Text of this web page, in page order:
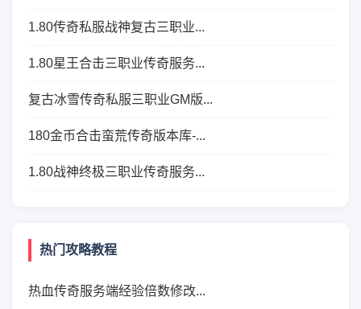
1.80传奇私服战神复古三职业...
1.80星王合击三职业传奇服务...
复古冰雪传奇私服三职业GM版...
180金币合击蛮荒传奇版本库-...
1.80战神终极三职业传奇服务...
热门攻略教程
热血传奇服务端经验倍数修改...